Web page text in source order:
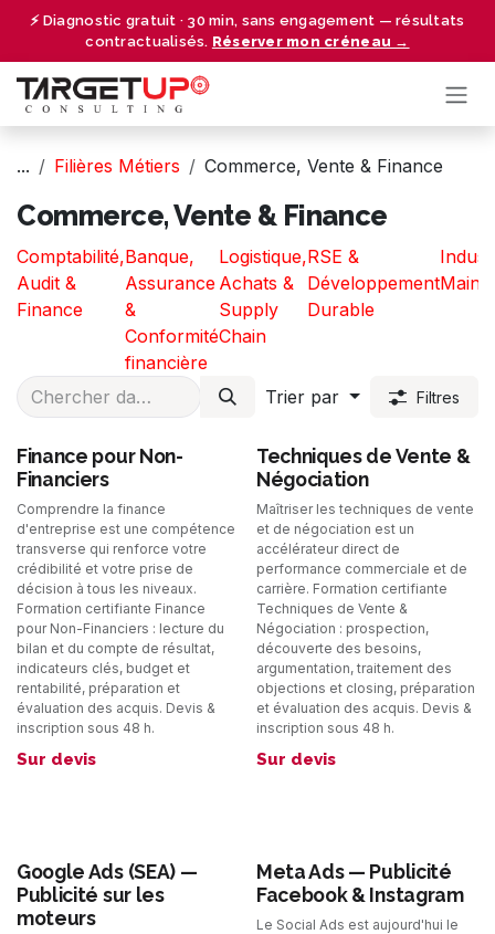
⚡ Diagnostic gratuit · 30 min, sans engagement — résultats
contractualisés. Réserver mon créneau →
Se rendre au contenu
... Filières Métiers Commerce, Vente & Finance
Commerce, Vente & Finance
Comptabilité,
Audit &
Finance
Banque,
Assurance
&
Conformité
financière
Logistique,
Achats &
Supply
Chain
RSE &
Développement
Durable
Trier par Filtres
Finance pour Non-
Financiers
Comprendre la finance
d'entreprise est une compétence
transverse qui renforce votre
crédibilité et votre prise de
décision à tous les niveaux.
Formation certifiante Finance
pour Non-Financiers : lecture du
bilan et du compte de résultat,
indicateurs clés, budget et
rentabilité, préparation et
évaluation des acquis. Devis &
inscription sous 48 h.
Sur devis
Techniques de Vente &
Négociation
Maîtriser les techniques de vente
et de négociation est un
accélérateur direct de
performance commerciale et de
carrière. Formation certifiante
Techniques de Vente &
Négociation : prospection,
découverte des besoins,
argumentation, traitement des
objections et closing, préparation
et évaluation des acquis. Devis &
inscription sous 48 h.
Sur devis
Google Ads (SEA) —
Publicité sur les
moteurs
Meta Ads — Publicité
Facebook & Instagram
Le Social Ads est aujourd'hui le